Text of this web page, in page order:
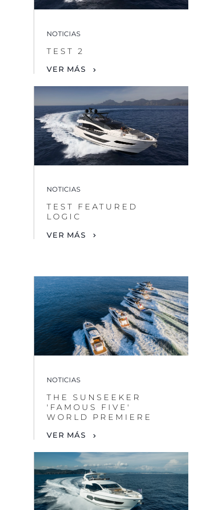
NOTICIAS
TEST 2
VER MÁS
NOTICIAS
TEST FEATURED
LOGIC
VER MÁS
NOTICIAS
THE SUNSEEKER
'FAMOUS FIVE'
WORLD PREMIERE
VER MÁS